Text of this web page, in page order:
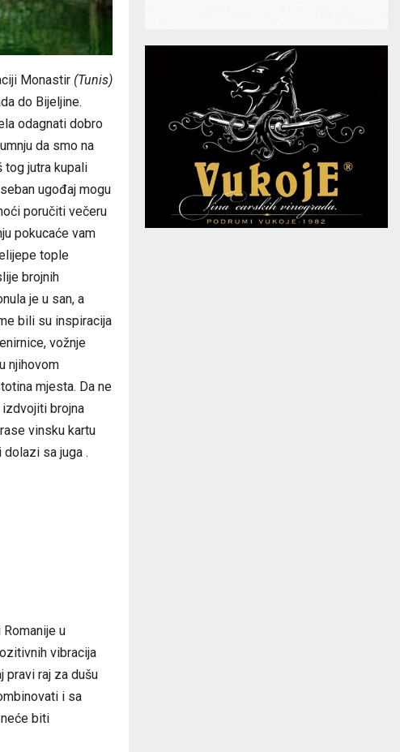
Monastir (Tunis)
do Bijeljine.
odagnati dobro
da smo na
tog jutra kupali
ugođaj mogu
poručiti večeru
pokucaće vam
tople
brojnih
je u san, a
bili su inspiracija
vožnje
njihovom
mjesta. Da ne
brojna
vinsku kartu
sa juga .
u
vibracija
pravi raj za dušu
i sa
biti